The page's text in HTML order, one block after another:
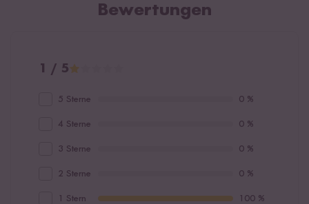
Bewertungen
1 / 5
5 Sterne 0 %
4 Sterne 0 %
3 Sterne 0 %
2 Sterne 0 %
1 Stern 100 %